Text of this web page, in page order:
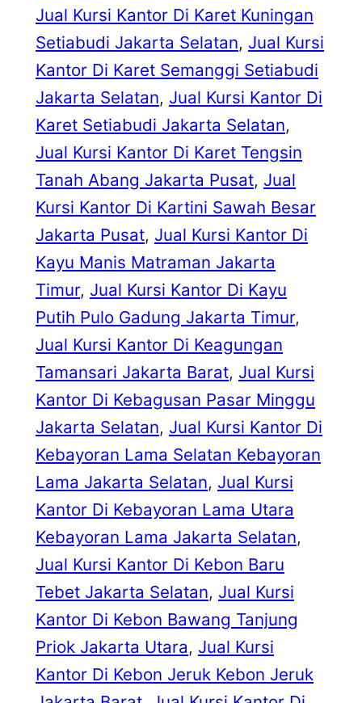
Jual Kursi Kantor Di Karet Kuningan
Setiabudi Jakarta Selatan, Jual Kursi
Kantor Di Karet Semanggi Setiabudi
Jakarta Selatan, Jual Kursi Kantor Di
Karet Setiabudi Jakarta Selatan
Jual Kursi Kantor Di Karet Tengsin
Tanah Abang Jakarta Pusat, Jual
Kursi Kantor Di Kartini Sawah Besar
Jakarta Pusat, Jual Kursi Kantor Di
Kayu Manis Matraman Jakarta
Timur, Jual Kursi Kantor Di Kayu
Putih Pulo Gadung Jakarta Timur
Jual Kursi Kantor Di Keagungan
Tamansari Jakarta Barat, Jual Kursi
Kantor Di Kebagusan Pasar Minggu
Jakarta Selatan, Jual Kursi Kantor Di
Kebayoran Lama Selatan Kebayoran
Lama Jakarta Selatan, Jual Kursi
Kantor Di Kebayoran Lama Utara
Kebayoran Lama Jakarta Selatan
Jual Kursi Kantor Di Kebon Baru
Tebet Jakarta Selatan, Jual Kursi
Kantor Di Kebon Bawang Tanjung
Priok Jakarta Utara, Jual Kursi
Kantor Di Kebon Jeruk Kebon Jeruk